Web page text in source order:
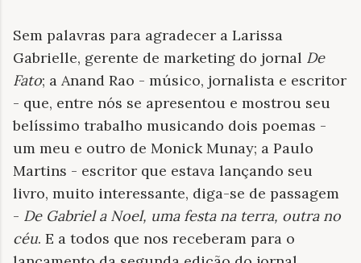
Sem palavras para agradecer a Larissa
Gabrielle, gerente de marketing do jornal De
Fato; a Anand Rao - músico, jornalista e escritor
- que, entre nós se apresentou e mostrou seu
belíssimo trabalho musicando dois poemas -
um meu e outro de Monick Munay; a Paulo
Martins - escritor que estava lançando seu
livro, muito interessante, diga-se de passagem
- De Gabriel a Noel, uma festa na terra, outra no
céu. E a todos que nos receberam para o